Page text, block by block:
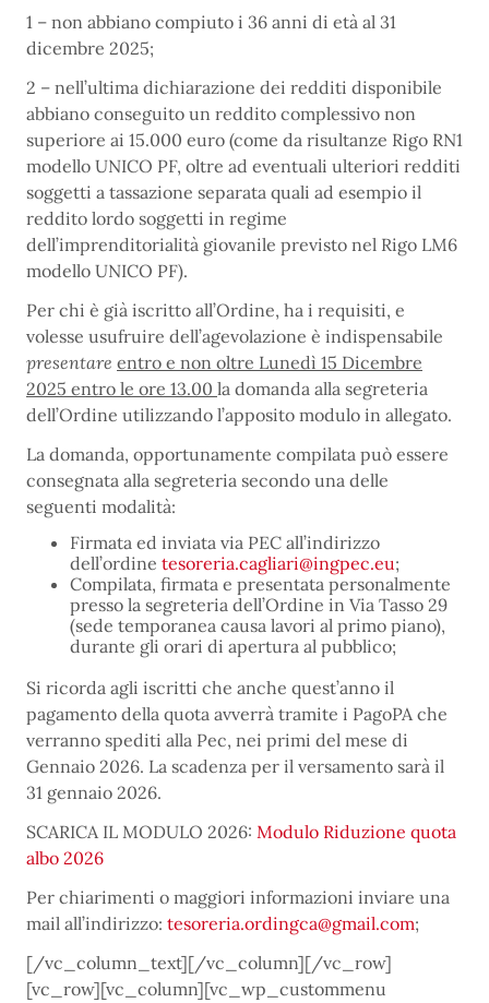
1 – non abbiano compiuto i 36 anni di età al 31
dicembre 2025;
2 – nell’ultima dichiarazione dei redditi disponibile
abbiano conseguito un reddito complessivo non
superiore ai 15.000 euro (come da risultanze Rigo RN1
modello UNICO PF, oltre ad eventuali ulteriori redditi
soggetti a tassazione separata quali ad esempio il
reddito lordo soggetti in regime
dell’imprenditorialità giovanile previsto nel Rigo LM6
modello UNICO PF).
Per chi è già iscritto all’Ordine, ha i requisiti, e
volesse usufruire dell’agevolazione è indispensabile
presentare entro e non oltre Lunedì 15 Dicembre
2025 entro le ore 13.00 la domanda alla segreteria
dell’Ordine utilizzando l’apposito modulo in allegato.
La domanda, opportunamente compilata può essere
consegnata alla segreteria secondo una delle
seguenti modalità:
Firmata ed inviata via PEC all’indirizzo
dell’ordine tesoreria.cagliari@ingpec.eu;
Compilata, firmata e presentata personalmente
presso la segreteria dell’Ordine in Via Tasso 29
(sede temporanea causa lavori al primo piano),
durante gli orari di apertura al pubblico;
Si ricorda agli iscritti che anche quest’anno il
pagamento della quota avverrà tramite i PagoPA che
verranno spediti alla Pec, nei primi del mese di
Gennaio 2026. La scadenza per il versamento sarà il
31 gennaio 2026.
SCARICA IL MODULO 2026: Modulo Riduzione quota
albo 2026
Per chiarimenti o maggiori informazioni inviare una
mail all’indirizzo: tesoreria.ordingca@gmail.com;
[/vc_column_text][/vc_column][/vc_row]
[vc_row][vc_column][vc_wp_custommenu